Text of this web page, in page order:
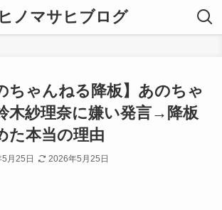
ヒノマサヒブログ
ちゃんねる降板】あのちゃ
木紗理奈に嫌い発言→降板
た本当の理由
月25日 2026年5月25日